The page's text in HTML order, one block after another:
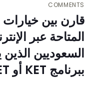
COMMENTS
قارن بين خيارات
المتاحة عبر
السعوديين
ببرنامج KET أو PET